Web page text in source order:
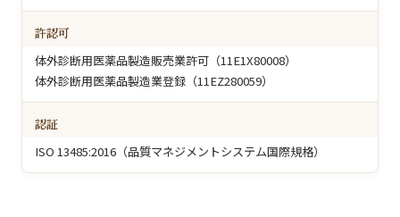
許認可
体外診断用医薬品製造販売業許可（11E1X80008）
体外診断用医薬品製造業登録（11EZ280059）
認証
ISO 13485:2016（品質マネジメントシステム国際規格）